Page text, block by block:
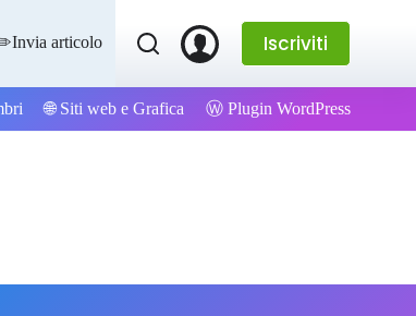
articolo Iscriviti
🌐 Siti web e Grafica Ⓦ Plugin WordPress